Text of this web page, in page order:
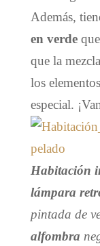
Además,
en verde
que la
los
especial.
Habitación
lámpara
pintada de
alfombra